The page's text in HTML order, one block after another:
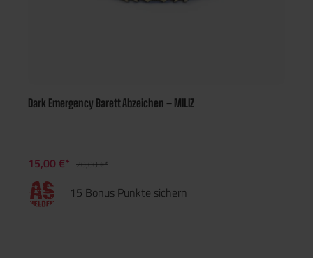
Dark Emergency Barett Abzeichen – MILIZ
15,00 €* 20,00 €*
15 Bonus Punkte sichern